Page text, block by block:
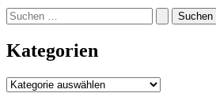
Suchen
nach:
Kategorien
Kategorien